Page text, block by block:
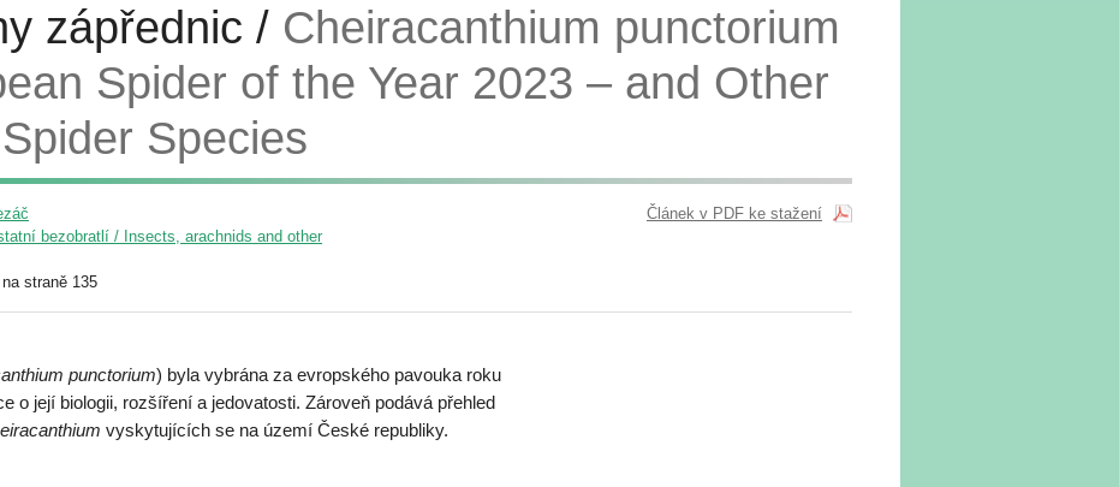
zápřednic / Cheiracanthium punctorium
Spider of the Year 2023 – and Other
Species
bezobratlí / Insects, arachnids and other
na straně 135
Článek v PDF ke stažení
punctorium) byla vybrána za evropského pavouka roku
o její biologii, rozšíření a jedovatosti. Zároveň podává přehled
vyskytujících se na území České republiky.